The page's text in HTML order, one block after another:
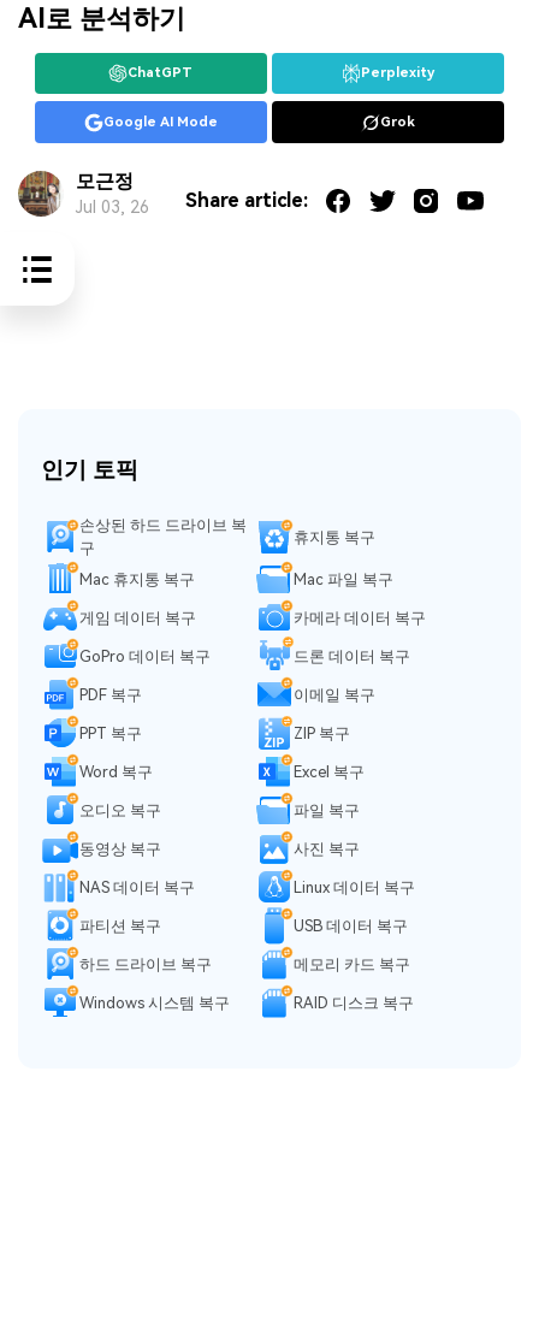
AI로 분석하기
ChatGPT Perplexity
Google AI Mode Grok
모근정
Jul 03, 26 Share article:
인기 토픽
손상된 하드 드라이브 복
구
휴지통 복구
Mac 휴지통 복구 Mac 파일 복구
게임 데이터 복구 카메라 데이터 복구
GoPro 데이터 복구 드론 데이터 복구
PDF 복구 이메일 복구
PPT 복구 ZIP 복구
Word 복구 Excel 복구
오디오 복구 파일 복구
동영상 복구 사진 복구
NAS 데이터 복구 Linux 데이터 복구
파티션 복구 USB 데이터 복구
하드 드라이브 복구 메모리 카드 복구
Windows 시스템 복구 RAID 디스크 복구